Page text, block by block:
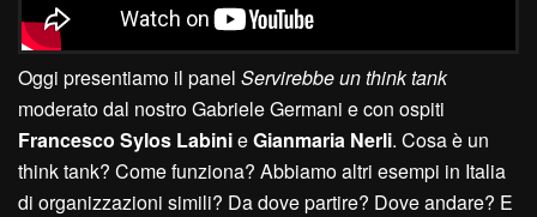
Oggi presentiamo il panel Servirebbe un think tank
moderato dal nostro Gabriele Germani e con ospiti
Francesco Sylos LabinieGianmaria Nerli. Cosa è un
think tank? Come funziona? Abbiamo altri esempi in Italia
di organizzazioni simili? Da dove partire? Dove andare? E